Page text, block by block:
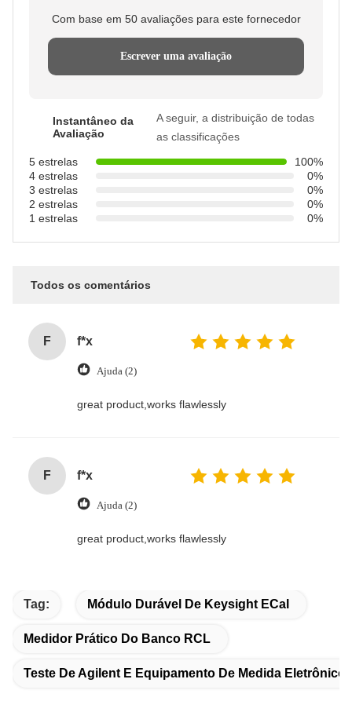
Com base em 50 avaliações para este fornecedor
Escrever uma avaliação
Instantâneo da
Avaliação
A seguir, a distribuição de todas
as classificações
5 estrelas
100%
4 estrelas
0%
3 estrelas
0%
2 estrelas
0%
1 estrelas
0%
Todos os comentários
F f*x
Ajuda (2)
great product,works flawlessly
F f*x
Ajuda (2)
great product,works flawlessly
Tag: Módulo Durável De Keysight ECal
Medidor Prático Do Banco RCL
Teste De Agilent E Equipamento De Medida Eletrônicos